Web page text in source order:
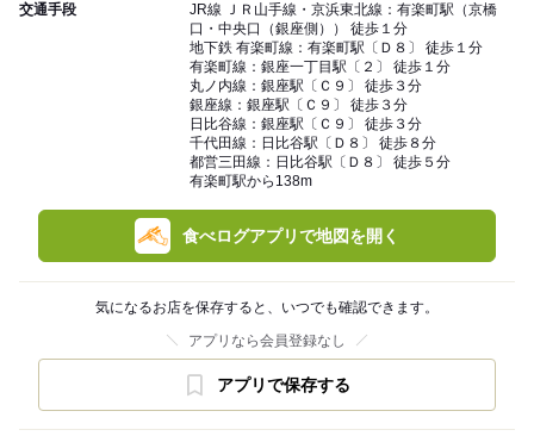
交通手段
JR線 ＪＲ山手線・京浜東北線：有楽町駅（京橋
口・中央口（銀座側）） 徒歩１分
地下鉄 有楽町線：有楽町駅〔Ｄ８〕 徒歩１分
有楽町線：銀座一丁目駅〔２〕 徒歩１分
丸ノ内線：銀座駅〔Ｃ９〕 徒歩３分
銀座線：銀座駅〔Ｃ９〕 徒歩３分
日比谷線：銀座駅〔Ｃ９〕 徒歩３分
千代田線：日比谷駅〔Ｄ８〕 徒歩８分
都営三田線：日比谷駅〔Ｄ８〕 徒歩５分
有楽町駅から138m
食べログアプリで地図を開く
気になるお店を保存すると、いつでも確認できます。
アプリなら会員登録なし
アプリで保存する